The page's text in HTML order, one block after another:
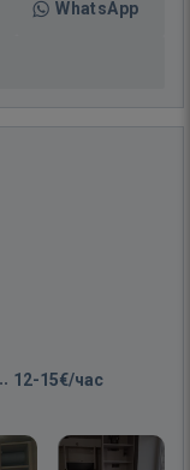
WhatsApp
12-15€/час